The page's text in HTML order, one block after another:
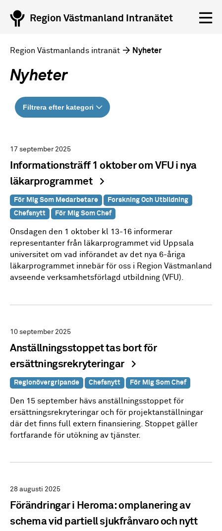
Region Västmanland Intranätet
Region Västmanlands intranät Nyheter
Nyheter
Filtrera efter kategori
17 september 2025
Informationsträff 1 oktober om VFU i nya
läkarprogrammet
För Mig Som Medarbetare
Forskning Och Utbildning
Chefsnytt
För Mig Som Chef
Onsdagen den 1 oktober kl 13-16 informerar
representanter från läkarprogrammet vid Uppsala
universitet om vad införandet av det nya 6-åriga
läkarprogrammet innebär för oss i Region Västmanland
avseende verksamhetsförlagd utbildning (VFU).
10 september 2025
Anställningsstoppet tas bort för
ersättningsrekryteringar
Regionövergripande Chefsnytt För Mig Som Chef
Den 15 september hävs anställningsstoppet för
ersättningsrekryteringar och för projektanställningar
där det finns full extern finansiering. Stoppet gäller
fortfarande för utökning av tjänster.
28 augusti 2025
Förändringar i Heroma: omplanering av
schema vid partiell sjukfrånvaro och nytt